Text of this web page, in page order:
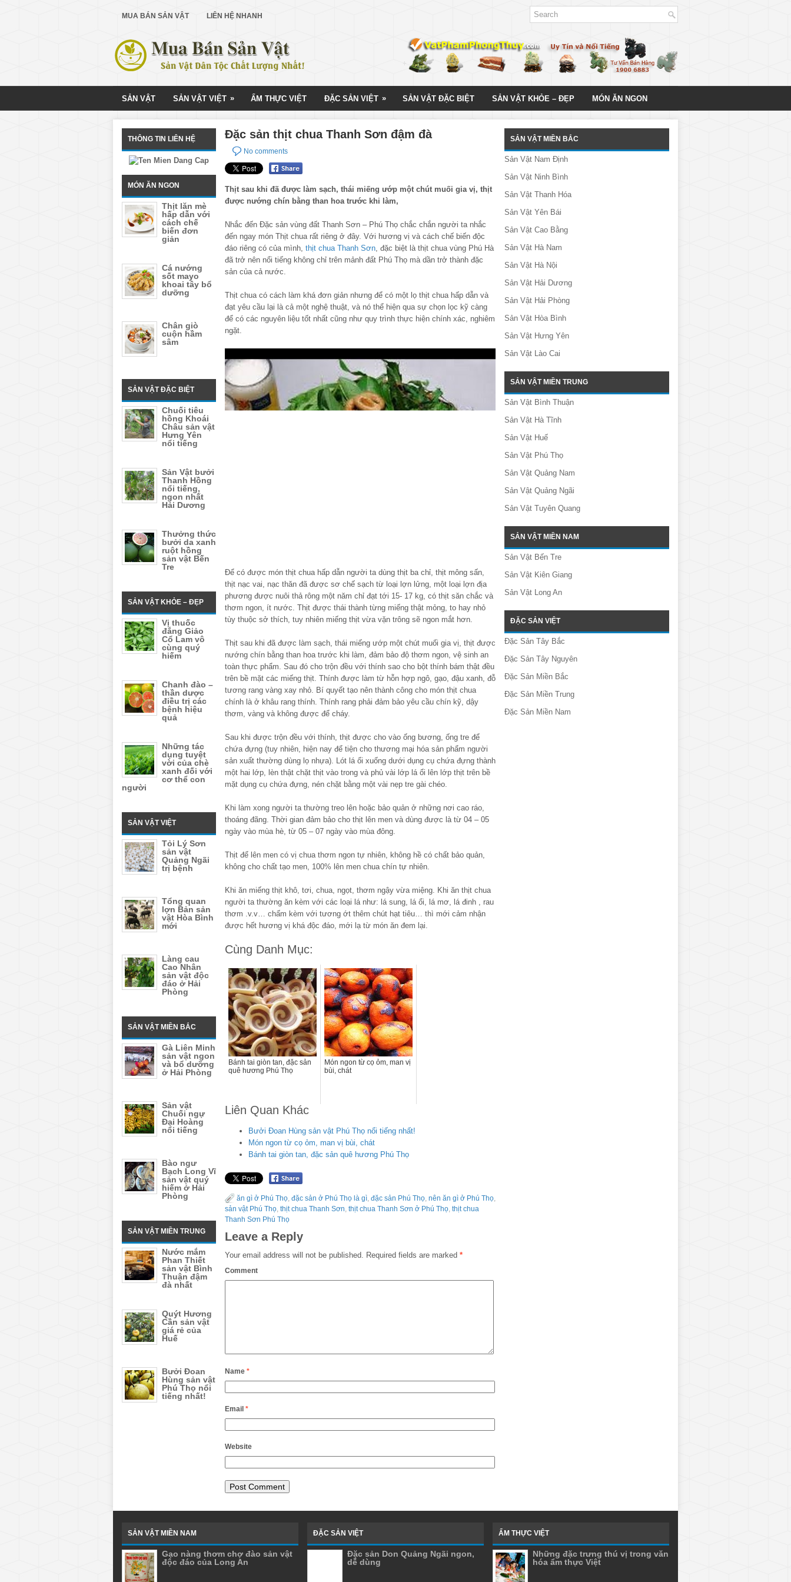
MUA BÁN SẢN VẬT LIÊN HỆ NHANH
SẢN VẬT SẢN VẬT VIỆT » ẨM THỰC VIỆT ĐẶC SẢN VIỆT » SẢN VẬT ĐẶC BIỆT SẢN VẬT KHỎE – ĐẸP MÓN ĂN NGON
Đặc sản thịt chua Thanh Sơn đậm đà
No comments
Thịt sau khi đã được làm sạch, thái miếng ướp một chút muối gia vị, thịt
được nướng chín bằng than hoa trước khi làm,
Nhắc đến Đặc sản vùng đất Thanh Sơn – Phú Thọ chắc chắn người ta nhắc
đến ngay món Thịt chua rất riêng ở đây. Với hương vị và cách chế biến độc
đáo riêng có của mình, thịt chua Thanh Sơn , đặc biệt là thịt chua vùng Phú Hà
đã trở nên nổi tiếng không chỉ trên mảnh đất Phú Thọ mà dần trở thành đặc
sản của cả nước.
Thịt chua có cách làm khá đơn giản nhưng để có một lọ thịt chua hấp dẫn và
đạt yêu cầu lại là cả một nghệ thuật, và nó thể hiện qua sự chọn lọc kỹ càng
để có các nguyên liệu tốt nhất cũng như quy trình thực hiện chính xác, nghiêm
ngặt.
Để có được món thịt chua hấp dẫn người ta dùng thịt ba chỉ, thịt mông sấn,
thịt nạc vai, nạc thăn đã được sơ chế sạch từ loại lợn lửng, một loại lợn địa
phương được nuôi thả rông một năm chỉ đạt tới 15- 17 kg, có thịt săn chắc và
thơm ngon, ít nước. Thịt được thái thành từng miếng thật mỏng, to hay nhỏ
tùy thuộc sở thích, tuy nhiên miếng thịt vừa vặn trông sẽ ngon mắt hơn.
Thịt sau khi đã được làm sạch, thái miếng ướp một chút muối gia vị, thịt được
nướng chín bằng than hoa trước khi làm, đảm bảo độ thơm ngon, vệ sinh an
toàn thực phẩm. Sau đó cho trộn đều với thính sao cho bột thính bám thật đều
trên bề mặt các miếng thịt. Thính được làm từ hỗn hợp ngô, gạo, đậu xanh, đỗ
tương rang vàng xay nhỏ. Bí quyết tạo nên thành công cho món thịt chua
chính là ở khâu rang thính. Thính rang phải đảm bảo yêu cầu chín kỹ, dậy
thơm, vàng và không được để cháy.
Sau khi được trộn đều với thính, thịt được cho vào ống bương, ống tre để
chứa đựng (tuy nhiên, hiện nay để tiện cho thương mại hóa sản phẩm người
sản xuất thường dùng lọ nhựa). Lót lá ổi xuống dưới dụng cụ chứa đựng thành
một hai lớp, lèn thật chặt thịt vào trong và phủ vài lớp lá ổi lên lớp thịt trên bề
mặt dụng cụ chứa đựng, nén chặt bằng một vài nẹp tre gài chéo.
Khi làm xong người ta thường treo lên hoặc bảo quản ở những nơi cao ráo,
thoáng đãng. Thời gian đảm bảo cho thịt lên men và dùng được là từ 04 – 05
ngày vào mùa hè, từ 05 – 07 ngày vào mùa đông.
Thịt để lên men có vị chua thơm ngon tự nhiên, không hề có chất bảo quản,
không cho chất tạo men, 100% lên men chua chín tự nhiên.
Khi ăn miếng thịt khô, tơi, chua, ngọt, thơm ngậy vừa miệng. Khi ăn thịt chua
người ta thường ăn kèm với các loại lá như: lá sung, lá ổi, lá mơ, lá đinh , rau
thơm .v.v… chấm kèm với tương ớt thêm chút hạt tiêu… thì mới cảm nhận
được hết hương vị khá độc đáo, mới lạ từ món ăn đem lại.
Cùng Danh Mục:
Bánh tai giòn tan, đặc sản
quê hương Phú Thọ
Món ngon từ cọ ỏm, man vị
bùi, chát
Liên Quan Khác
Bưởi Đoan Hùng sản vật Phú Thọ nổi tiếng nhất!
Món ngon từ cọ ỏm, man vị bùi, chát
Bánh tai giòn tan, đặc sản quê hương Phú Thọ
ăn gì ở Phú Thọ, đặc sản ở Phú Thọ là gì, đặc sản Phú Thọ, nên ăn gì ở Phú Thọ,
sản vật Phú Thọ, thịt chua Thanh Sơn, thịt chua Thanh Sơn ở Phú Thọ, thịt chua
Thanh Sơn Phú Thọ
Leave a Reply
Your email address will not be published. Required fields are marked *
Comment
Name *
Email *
Website
THÔNG TIN LIÊN HỆ
MÓN ĂN NGON
Thịt lăn mè
hấp dẫn với
cách chế
biến đơn
giản
Cá nướng
sốt mayo
khoai tây bổ
dưỡng
Chân giò
cuộn hầm
sâm
SẢN VẬT ĐẶC BIỆT
Chuối tiêu
hồng Khoái
Châu sản vật
Hưng Yên
nổi tiếng
Sản Vật bưởi
Thanh Hồng
nổi tiếng,
ngon nhất
Hải Dương
Thưởng thức
bưởi da xanh
ruột hồng
sản vật Bến
Tre
SẢN VẬT KHỎE – ĐẸP
Vị thuốc
đắng Giảo
Cổ Lam vô
cùng quý
hiếm
Chanh đào –
thần dược
điều trị các
bệnh hiệu
quả
Những tác
dụng tuyệt
vời của chè
xanh đối với
cơ thể con
người
SẢN VẬT VIỆT
Tỏi Lý Sơn
sản vật
Quảng Ngãi
trị bệnh
Tổng quan
lợn Bản sản
vật Hòa Bình
mới
Làng cau
Cao Nhân
sản vật độc
đáo ở Hải
Phòng
SẢN VẬT MIỀN BẮC
Gà Liên Minh
sản vật ngon
và bổ dưỡng
ở Hải Phòng
Sản vật
Chuối ngự
Đại Hoàng
nổi tiếng
Bào ngư
Bạch Long Vĩ
sản vật quý
hiếm ở Hải
Phòng
SẢN VẬT MIỀN TRUNG
Nước mắm
Phan Thiết
sản vật Bình
Thuận đậm
đà nhất
Quýt Hương
Cần sản vật
giá rẻ của
Huế
Bưởi Đoan
Hùng sản vật
Phú Thọ nổi
tiếng nhất!
SẢN VẬT MIỀN BẮC
Sản Vật Nam Định
Sản Vật Ninh Bình
Sản Vật Thanh Hóa
Sản Vật Yên Bái
Sản Vật Cao Bằng
Sản Vật Hà Nam
Sản Vật Hà Nội
Sản Vật Hải Dương
Sản Vật Hải Phòng
Sản Vật Hòa Bình
Sản Vật Hưng Yên
Sản Vật Lào Cai
SẢN VẬT MIỀN TRUNG
Sản Vật Bình Thuận
Sản Vật Hà Tĩnh
Sản Vật Huế
Sản Vật Phú Thọ
Sản Vật Quảng Nam
Sản Vật Quảng Ngãi
Sản Vật Tuyên Quang
SẢN VẬT MIỀN NAM
Sản Vật Bến Tre
Sản Vật Kiên Giang
Sản Vật Long An
ĐẶC SẢN VIỆT
Đặc Sản Tây Bắc
Đặc Sản Tây Nguyên
Đặc Sản Miền Bắc
Đặc Sản Miền Trung
Đặc Sản Miền Nam
SẢN VẬT MIỀN NAM
Gạo nàng thơm chợ đào sản vật
độc đáo của Long An
ĐẶC SẢN VIỆT
Đặc sản Don Quảng Ngãi ngon,
dễ dùng
ẨM THỰC VIỆT
Những đặc trưng thú vị trong văn
hóa ẩm thực Việt